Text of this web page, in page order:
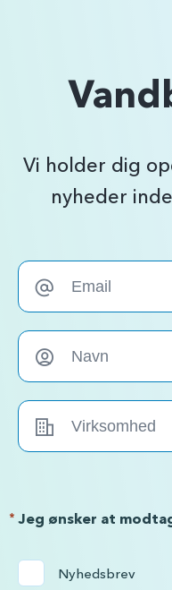
Vi holder dig
nyheder
Jeg ønsker at
*
Nyhedsbrev